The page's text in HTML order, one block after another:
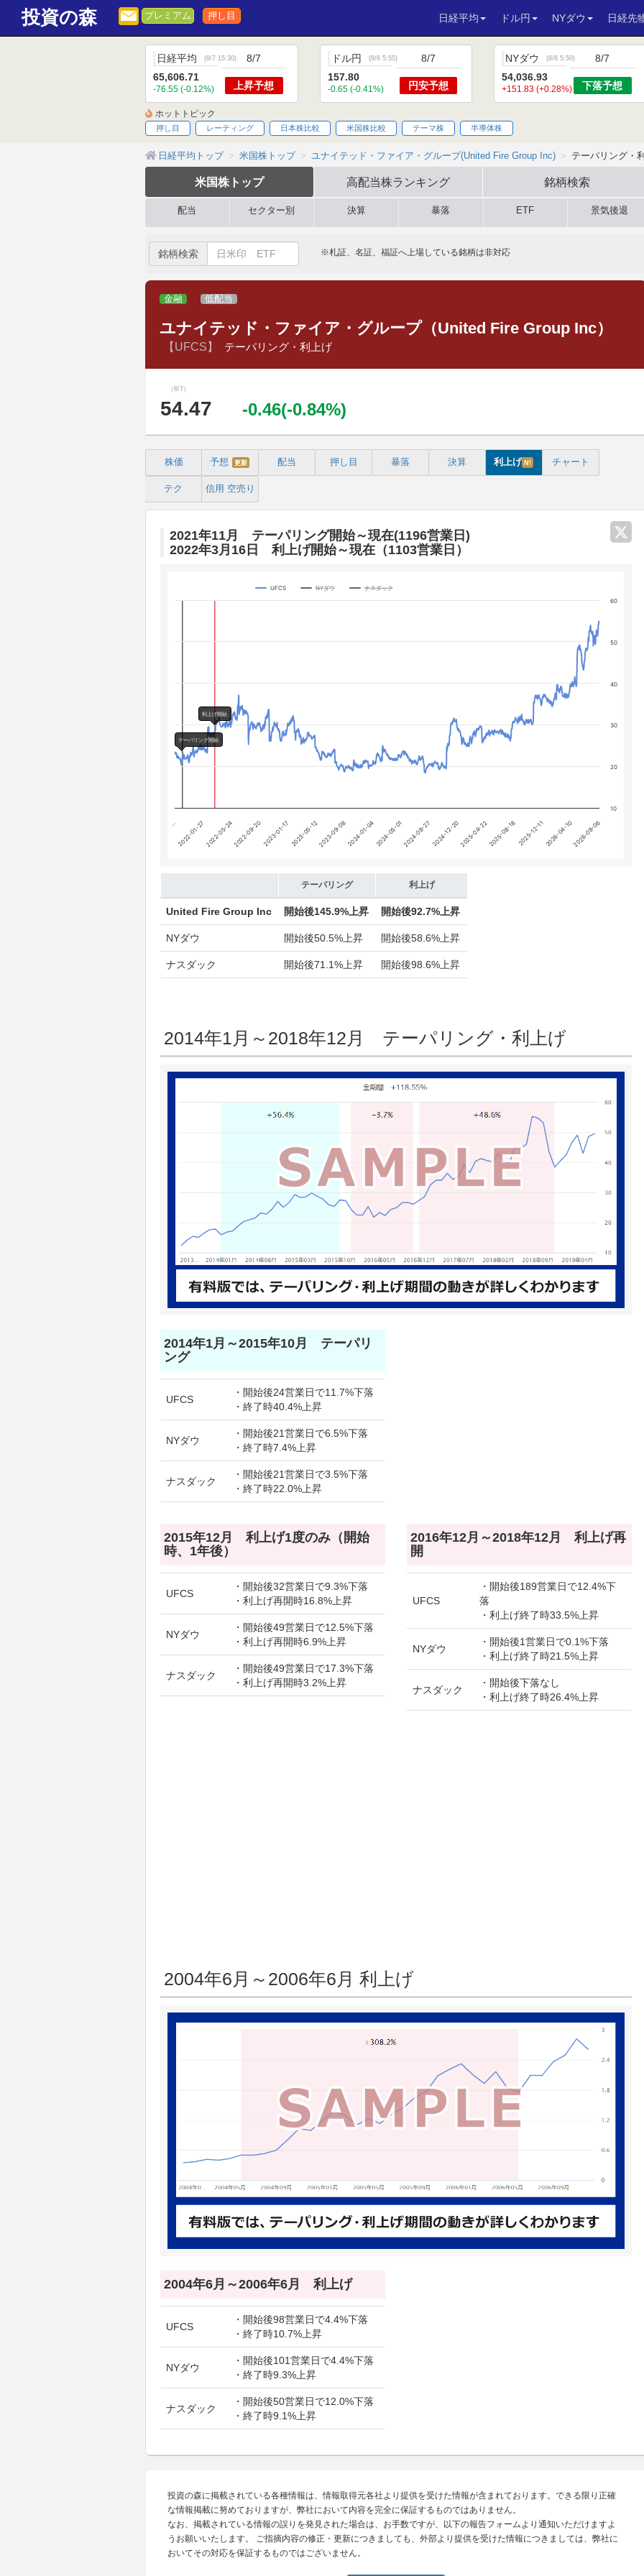
投資の森 プレミアム 押し目 日経平均 ドル円 NYダウ 日経先
日経平均 (8/7 15:30)
65,606.71
-76.55 (-0.12%)
8/7
上昇予想
ドル円 (8/8 5:55)
157.80
-0.65 (-0.41%)
8/7
円安予想
NYダウ (8/8 5:50)
54,036.93
+151.83 (+0.28%)
8/7
下落予想
ホットトピック
押し目 レーティング 日本株比較 米国株比較 テーマ株 半導体株
日経平均トップ 米国株トップ ユナイテッド・ファイア・グループ(United Fire Group Inc) テーパリング・
米国株 トップ 高配当株ランキング 銘柄検索
配当 セクター別 決算 暴落 ETF 景気後退
銘柄検索 ※札証、名証、福証へ上場している銘柄は非対応
金融 低配当
ユナイテッド・ファイア・グループ（United Fire Group Inc）
【UFCS】 テーパリング・利上げ
（8/7）
54.47 -0.46(-0.84%)
株価 予想 更新 配当 押し目 暴落 決算 利上げ N! チャート
テク 信用 空売り
2021年11月 テーパリング開始～現在(1196営業日)
2022年3月16日 利上げ開始～現在（1103営業日）
Chart
テーパリング開始
利上げ開始
UFCS NYダウ ナスダック
… 2022-01-27 2022-05-242022-09-20 2023-01-17 2023-05-122023-09-082024-01-042024-05-012024-08-27 2024-12-202025-04-222025-08-18 2025-12-112026-04-102026-08-06
10
20
30
40
50
60
テーパリング 利上げ
United Fire Group Inc 開始後145.9%上昇 開始後92.7%上昇
NYダウ 開始後50.5%上昇 開始後58.6%上昇
ナスダック 開始後71.1%上昇 開始後98.6%上昇
2014年1月～2018年12月 テーパリング・利上げ
2014年1月～2015年10月 テーパリ
ング
UFCS
・開始後24営業日で11.7%下落
・終了時40.4%上昇
NYダウ
・開始後21営業日で6.5%下落
・終了時7.4%上昇
ナスダック
・開始後21営業日で3.5%下落
・終了時22.0%上昇
2015年12月 利上げ1度のみ（開始
時、1年後）
UFCS
・開始後32営業日で9.3%下落
・利上げ再開時16.8%上昇
NYダウ
・開始後49営業日で12.5%下落
・利上げ再開時6.9%上昇
ナスダック
・開始後49営業日で17.3%下落
・利上げ再開時3.2%上昇
2016年12月～2018年12月 利上げ再
開
UFCS
・開始後189営業日で12.4%下
落
・利上げ終了時33.5%上昇
NYダウ
・開始後1営業日で0.1%下落
・利上げ終了時21.5%上昇
ナスダック
・開始後下落なし
・利上げ終了時26.4%上昇
2004年6月～2006年6月 利上げ
2004年6月～2006年6月 利上げ
UFCS
・開始後98営業日で4.4%下落
・終了時10.7%上昇
NYダウ
・開始後101営業日で4.4%下落
・終了時9.3%上昇
ナスダック
・開始後50営業日で12.0%下落
・終了時9.1%上昇
投資の森に掲載されている各種情報は、情報取得元各社より提供を受けた情報が含まれております。できる限り正確
な情報掲載に努めておりますが、弊社において内容を完全に保証するものではありません。
なお、掲載されている情報の誤りを発見された場合は、お手数ですが、以下の報告フォームより通知いただけますよ
うお願いいたします。 ご指摘内容の修正・更新につきましても、外部より提供を受けた情報につきましては、弊社に
おいてその対応を保証するものではございません。